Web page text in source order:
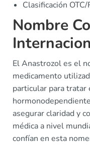
Clasificación OTC/
Nombre
El Anastrozol es el
medicamento
particular para tratar
asegurar claridad y
médica a nivel
confían en esta